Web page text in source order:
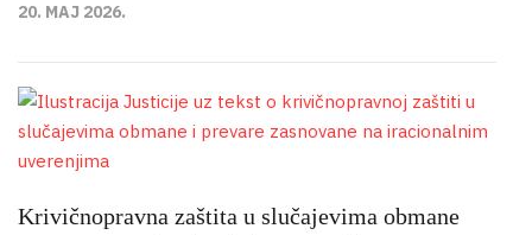
20. MAJ 2026.
Krivičnopravna zaštita u slučajevima obmane